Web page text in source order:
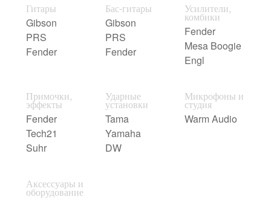
Гитары
Gibson
PRS
Fender
Бас-гитары
Gibson
PRS
Fender
Усилители,
комбики
Fender
Mesa Boogie
Engl
Примочки,
эффекты
Fender
Tech21
Suhr
Ударные
установки
Tama
Yamaha
DW
Микрофоны и
студия
Warm Audio
Аксессуары и
оборудование